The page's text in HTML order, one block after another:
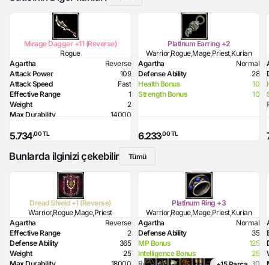
Mirage Dagger +11 (Reverse)
Rogue
Agartha
Reverse
Attack Power
109
Attack Speed
Fast
Effective Range
1
Weight
2
Max Durability
14000
Required Dexterity
5.734,00 TL
Platinum Earring +2
Warrior,Rogue,Mage,Priest,Kurian
Agartha
Normal
Defense Ability
28
Health Bonus
10
Strength Bonus
10
6.233,00 TL
Bunlarda ilginizi çekebilir
Tümü
Dread Shield +1 (Reverse)
Warrior,Rogue,Mage,Priest
Agartha
Reverse
Effective Range
2
Defense Ability
365
Weight
25
Platinum Ring +3
Warrior,Rogue,Mage,Priest,Kurian
Agartha
Normal
Defense Ability
35
MP Bonus
125
Intelligence Bonus
25